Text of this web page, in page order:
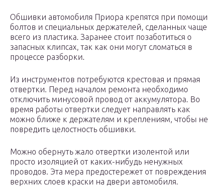
Обшивки автомобиля Приора крепятся при помощи
болтов и специальных держателей, сделанных чаще
всего из пластика. Заранее стоит позаботиться о
запасных клипсах, так как они могут сломаться в
процессе разборки.
Из инструментов потребуются крестовая и прямая
отвертки. Перед началом ремонта необходимо
отключить минусовой провод от аккумулятора. Во
время работы отвертки следует направлять как
можно ближе к держателям и креплениям, чтобы не
повредить целостность обшивки.
Можно обернуть жало отвертки изолентой или
просто изоляцией от каких-нибудь ненужных
проводов. Эта мера предостережет от повреждения
верхних слоев краски на двери автомобиля.